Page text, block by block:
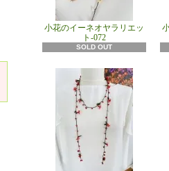
小花のイーネオヤラリエッ
ト-072
SOLD OUT